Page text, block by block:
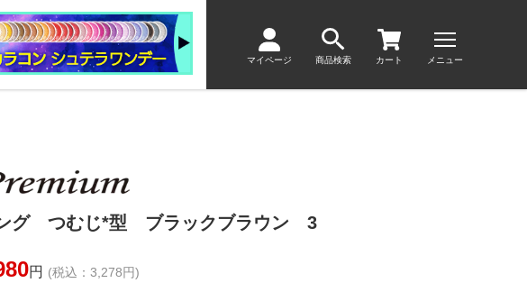
マイページ 商品検索 カート メニュー
グ つむじ*型 ブラックブラウン 3
円 (税込：3,278円)